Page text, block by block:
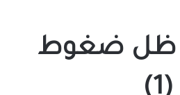
في ظل ضغوط